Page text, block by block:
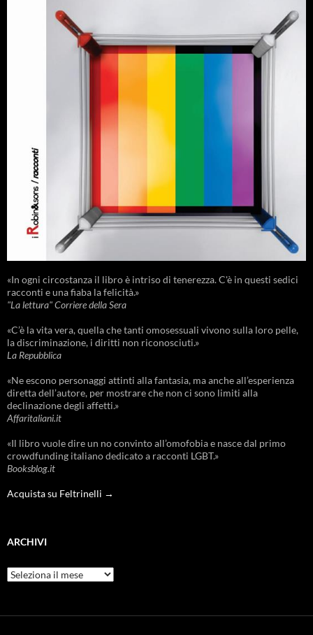
«In ogni circostanza il libro è intriso di tenerezza. C'è in questi sedici
racconti e una fiaba la felicità.»
"La lettura" Corriere della Sera
«C’è la vita vera, quella che tanti omosessuali vivono sulla loro pelle,
la discriminazione, i diritti non riconosciuti.»
La Repubblica
«Ne escono personaggi attinti alla fantasia, ma anche all’esperienza
diretta dell’autore, per mostrare che non ci sono limiti alla
declinazione degli affetti.»
Affaritaliani.it
«Il libro vuole dire un no convinto all’omofobia e nasce dal primo
crowdfunding italiano dedicato a racconti LGBT.»
Booksblog.it
Acquista su Feltrinelli →
ARCHIVI
Archivi